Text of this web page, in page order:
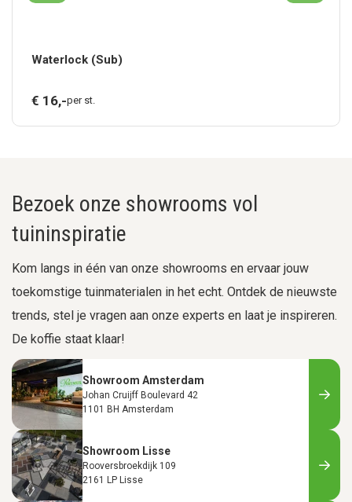
Waterlock (Sub)
€ 16,-per st.
Bezoek onze showrooms vol
tuininspiratie
Kom langs in één van onze showrooms en ervaar jouw
toekomstige tuinmaterialen in het echt. Ontdek de nieuwste
trends, stel je vragen aan onze experts en laat je inspireren.
De koffie staat klaar!
Showroom Amsterdam
Johan Cruijff Boulevard 42
1101 BH Amsterdam
Showroom Lisse
Rooversbroekdijk 109
2161 LP Lisse